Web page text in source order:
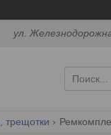
ул.
трещотки